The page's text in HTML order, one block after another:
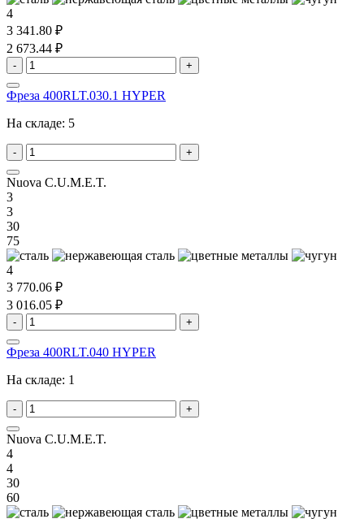
4
3 341.80 ₽
2 673.44 ₽
- +
Фреза 400RLT.030.1 HYPER
На складе: 5
- +
Nuova C.U.M.E.T.
3
3
30
75
4
3 770.06 ₽
3 016.05 ₽
- +
Фреза 400RLT.040 HYPER
На складе: 1
- +
Nuova C.U.M.E.T.
4
4
30
60